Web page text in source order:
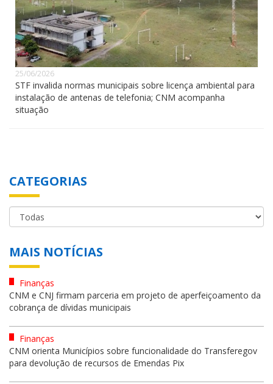
25/06/2026
STF invalida normas municipais sobre licença ambiental para
instalação de antenas de telefonia; CNM acompanha
situação
CATEGORIAS
MAIS NOTÍCIAS
Finanças
CNM e CNJ firmam parceria em projeto de aperfeiçoamento da
cobrança de dívidas municipais
Finanças
CNM orienta Municípios sobre funcionalidade do Transferegov
para devolução de recursos de Emendas Pix